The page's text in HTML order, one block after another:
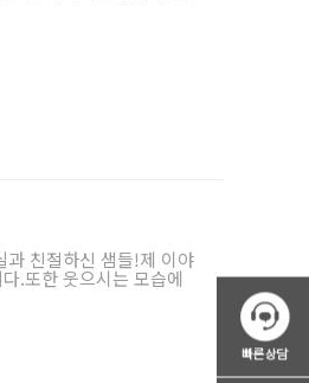
과 친절하신 샘들!제 이야
.또한 웃으시는 모습에